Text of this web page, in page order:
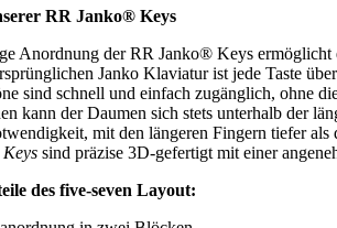
RR Janko® Keys
Anordnung der RR Janko® Keys ermöglicht
Janko Klaviatur ist jede Taste
sind schnell und einfach zugänglich, ohne
kann der Daumen sich stets unterhalb der
mit den längeren Fingern tiefer
sind präzise 3D-gefertigt mit einer
des five-seven Layout: